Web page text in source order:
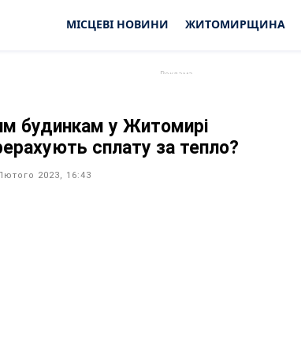
МІСЦЕВІ НОВИНИ ЖИТОМИРЩИНА
будинкам у Житомирі
сплату за тепло?
2023, 16:43